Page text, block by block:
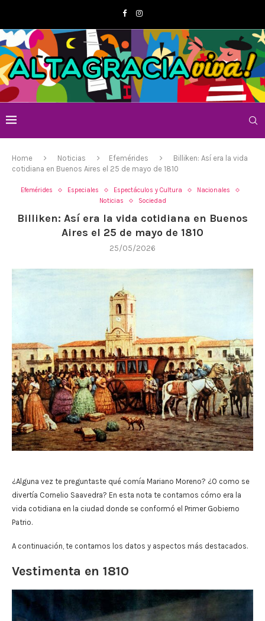
Home Noticias Efemérides
Billiken: Así era la vida
cotidiana en Buenos Aires el 25 de mayo de 1810
Efemérides Especiales Espectáculos y Cultura
Nacionales
Noticias
Sociedad
Billiken: Así era la vida cotidiana en Buenos
Aires el 25 de mayo de 1810
25/05/2026
¿Alguna vez te preguntaste qué comía Mariano Moreno? ¿O como se
divertía Cornelio Saavedra? En esta nota te contamos cómo era la
vida cotidiana en la ciudad donde se conformó el Primer Gobierno
Patrio.
A continuación, te contamos los datos y aspectos más destacados.
Vestimenta en 1810